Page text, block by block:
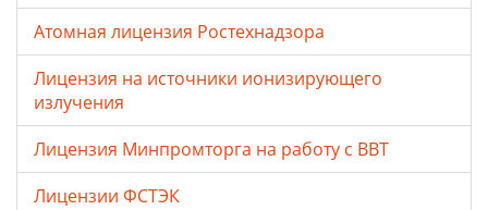
Атомная лицензия Ростехнадзора
Лицензия на источники ионизирующего
излучения
Лицензия Минпромторга на работу с ВВТ
Лицензии ФСТЭК